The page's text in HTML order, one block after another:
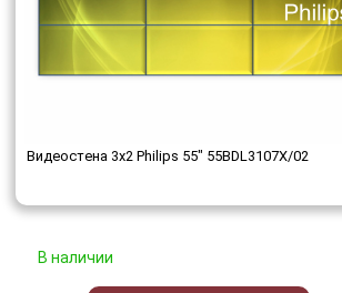
Видеостена 3x2 Philips 55" 55BDL3107X/02
В наличии